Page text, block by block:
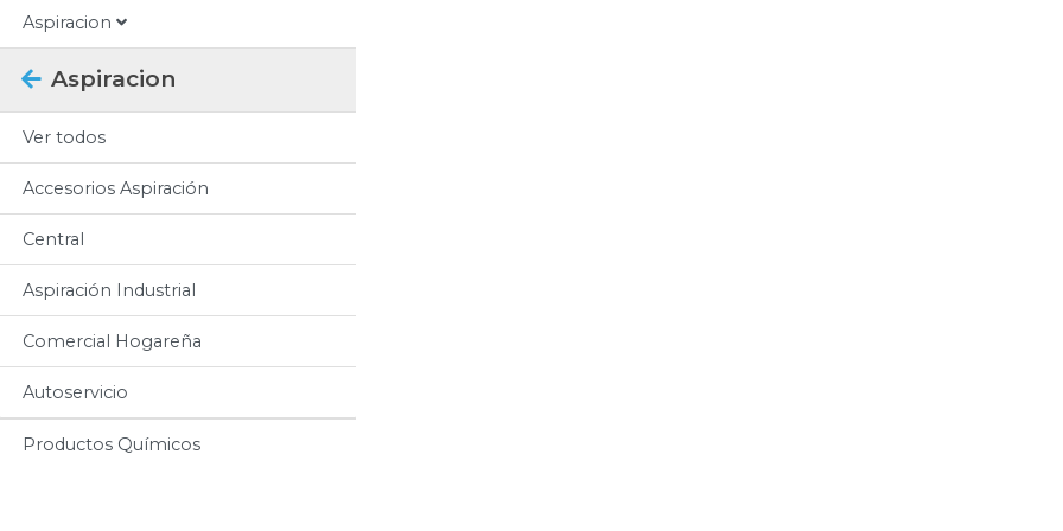
Aspiracion
Aspiracion
Ver todos
Accesorios Aspiración
Central
Aspiración Industrial
Comercial Hogareña
Autoservicio
Productos Químicos